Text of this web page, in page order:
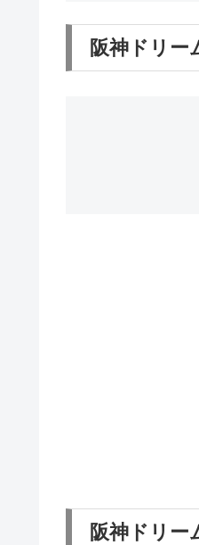
阪神ドリー
阪神ドリー